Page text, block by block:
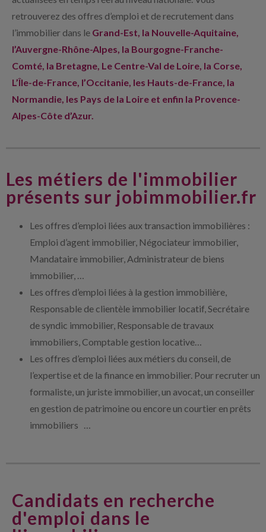
retrouverez des offres d’emploi et de recrutement dans
l’immobilier dans le Grand-Est, la Nouvelle-Aquitaine,
l’Auvergne-Rhône-Alpes, la Bourgogne-Franche-
Comté, la Bretagne, Le Centre-Val de Loire, la Corse,
L’Île-de-France, l’Occitanie, les Hauts-de-France, la
Normandie, les Pays de la Loire et enfin la Provence-
Alpes-Côte d’Azur.
Les métiers de l'immobilier
présents sur jobimmobilier.fr
Les offres d’emploi liées aux transaction immobilières :
Emploi d’agent immobilier, Négociateur immobilier,
Mandataire immobilier, Administrateur de biens
immobilier, …
Les offres d’emploi liées à la gestion immobilière,
Responsable de clientèle immobilier locatif, Secrétaire
de syndic immobilier, Responsable de travaux
immobiliers, Comptable gestion locative…
Les offres d’emploi liées aux métiers du conseil, de
l’expertise et de la finance en immobilier. Pour recruter un
formaliste, un juriste immobilier, un avocat, un conseiller
en gestion de patrimoine ou encore un courtier en prêts
immobiliers …
Candidats en recherche
d'emploi dans le